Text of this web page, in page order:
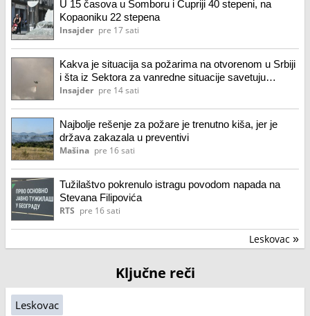
U 15 časova u Somboru i Ćupriji 40 stepeni, na
Kopaoniku 22 stepena
Insajder pre 17 sati
Kakva je situacija sa požarima na otvorenom u Srbiji
i šta iz Sektora za vanredne situacije savetuju
građanima? (VIDEO)
Insajder pre 14 sati
Najbolje rešenje za požare je trenutno kiša, jer je
država zakazala u preventivi
Mašina pre 16 sati
Tužilaštvo pokrenulo istragu povodom napada na
Stevana Filipovića
RTS pre 16 sati
Leskovac »
Ključne reči
Leskovac